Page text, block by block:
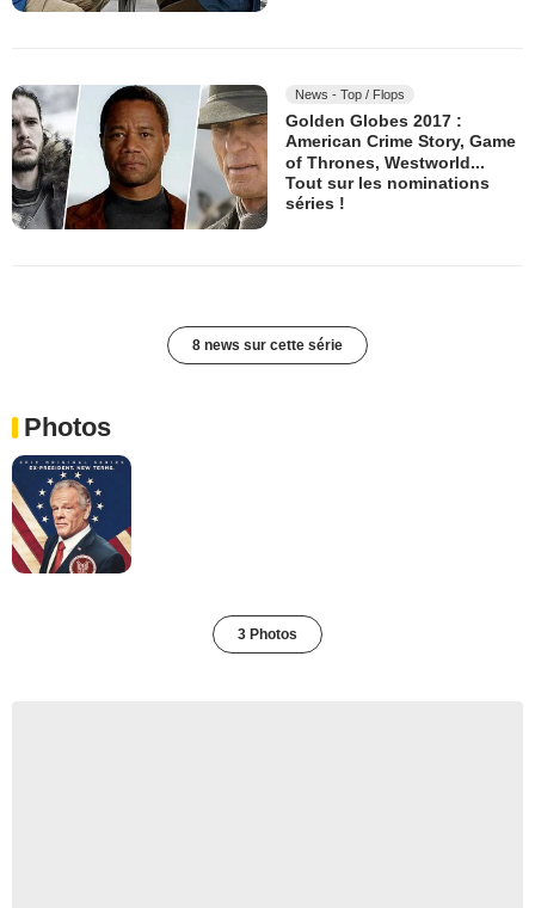
News - Top / Flops
Golden Globes 2017 :
American Crime Story, Game
of Thrones, Westworld...
Tout sur les nominations
séries !
8 news sur cette série
Photos
3 Photos